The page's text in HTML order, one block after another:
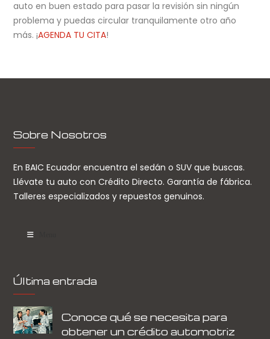
auto en buen estado para pasar la revisión sin ningún
problema y puedas circular tranquilamente otro año
más. ¡AGENDA TU CITA!
Sobre Nosotros
En BAIC Ecuador encuentra el sedán o SUV que buscas.
Llévate tu auto con Crédito Directo. Garantía de fábrica.
Talleres especializados y repuestos genuinos.
Última entrada
Conoce qué se necesita para
obtener un crédito automotriz